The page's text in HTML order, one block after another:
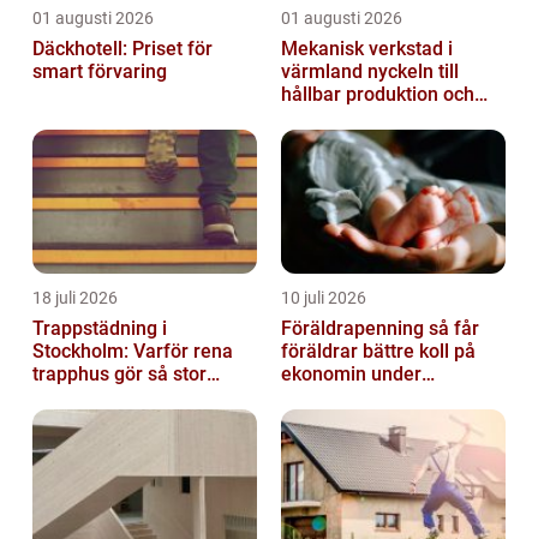
01 augusti 2026
Däckhotell: Priset för
smart förvaring
01 augusti 2026
Mekanisk verkstad i
värmland nyckeln till
hållbar produktion och
18 juli 2026
Trappstädning i
Stockholm: Varför rena
trapphus gör så stor
10 juli 2026
Föräldrapenning så får
föräldrar bättre koll på
ekonomin under